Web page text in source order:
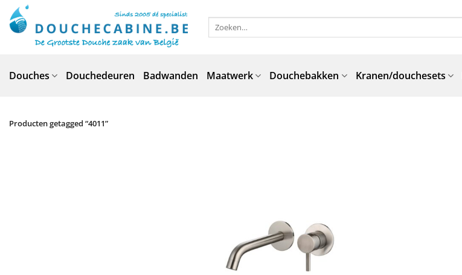
naar
inhoud
Zoeken
Douches Douchedeuren Badwanden Maatwerk Douchebakken Kranen/douchesets
Producten getagged “4011”